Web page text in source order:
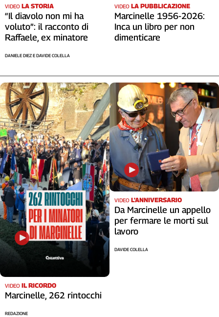
Campania
Emilia-
Romagna
Friuli
Liguria
Lombardia
Marche
Piemonte
Puglia
Sardegna
Sicilia
Toscana
Trentino
Umbria
Valle
D'Aosta
Veneto
Archivio
2014
VIDEO LA STORIA
“Il diavolo non mi ha
voluto”: il racconto di
Raffaele, ex minatore
DANIELE DIEZ E DAVIDE COLELLA
VIDEO LA PUBBLICAZIONE
Marcinelle 1956-2026:
Inca un libro per non
dimenticare
VIDEO IL RICORDO
Marcinelle, 262 rintocchi
REDAZIONE
VIDEO L'ANNIVERSARIO
Da Marcinelle un appello
per fermare le morti sul
lavoro
DAVIDE COLELLA